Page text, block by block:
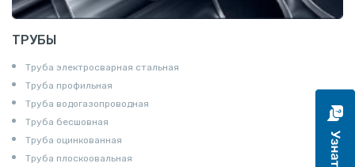
ТРУБЫ
Труба электросварная стальная
Труба профильная
Труба водогазопроводная
Труба бесшовная
Труба оцинкованная
Труба плоскоовальная